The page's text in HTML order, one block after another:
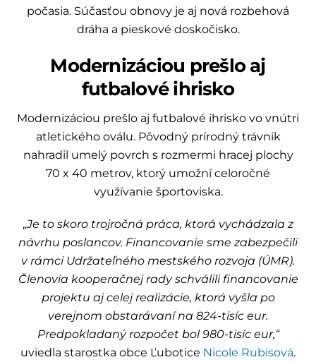
počasia. Súčasťou obnovy je aj nová rozbehová
dráha a pieskové doskočisko.
Modernizáciou prešlo aj
futbalové ihrisko
Modernizáciou prešlo aj futbalové ihrisko vo vnútri
atletického oválu. Pôvodný prírodný trávnik
nahradil umelý povrch s rozmermi hracej plochy
70 x 40 metrov, ktorý umožní celoročné
využívanie športoviska.
„Je to skoro trojročná práca, ktorá vychádzala z
návrhu poslancov. Financovanie sme zabezpečili
v rámci Udržateľného mestského rozvoja (ÚMR).
Členovia kooperačnej rady schválili financovanie
projektu aj celej realizácie, ktorá vyšla po
verejnom obstarávaní na 824-tisíc eur.
Predpokladaný rozpočet bol 980-tisíc eur,“
uviedla starostka obce Ľubotice Nicole Rubisová.